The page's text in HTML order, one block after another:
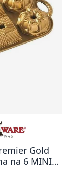
Gold
na 6 MINI